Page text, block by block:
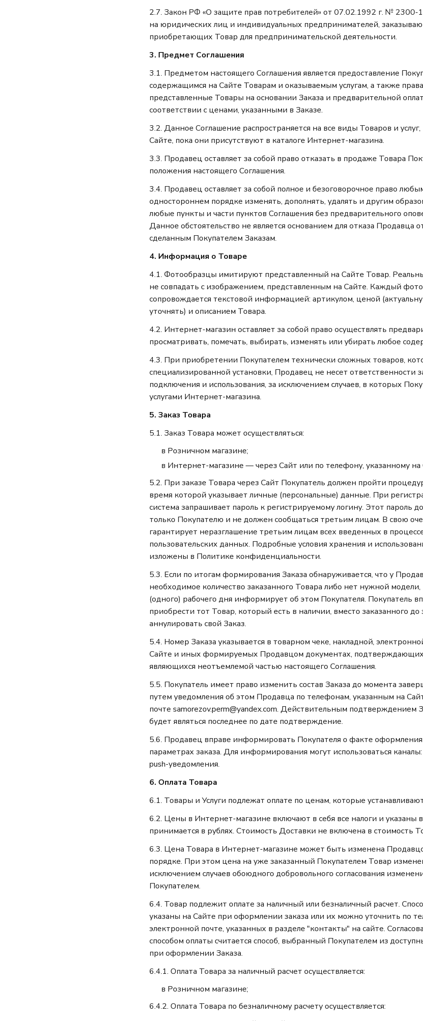
2.7. Закон РФ «О защите прав потребителей» от 07.02.1992 г. № 2300-1
на юридических лиц и индивидуальных предпринимателей,
приобретающих Товар для предпринимательской деятельности.
3. Предмет Соглашения
3.1. Предметом настоящего Соглашения является предоставление
содержащимся на Сайте Товарам и оказываемым услугам, а также
представленные Товары на основании Заказа и предварительной
соответствии с ценами, указанными в Заказе.
3.2. Данное Соглашение распространяется на все виды Товаров и
Сайте, пока они присутствуют в каталоге Интернет-магазина.
3.3. Продавец оставляет за собой право отказать в продаже Товара
положения настоящего Соглашения.
3.4. Продавец оставляет за собой полное и безоговорочное право
одностороннем порядке изменять, дополнять, удалять и другим
любые пункты и части пунктов Соглашения без предварительного
Данное обстоятельство не является основанием для отказа Продавца
сделанным Покупателем Заказам.
4. Информация о Товаре
4.1. Фотообразцы имитируют представленный на Сайте Товар.
не совпадать с изображением, представленным на Сайте. Каждый
сопровождается текстовой информацией: артикулом, ценой
уточнять) и описанием Товара.
4.2. Интернет-магазин оставляет за собой право осуществлять
просматривать, помечать, выбирать, изменять или убирать любое
4.3. При приобретении Покупателем технически сложных товаров,
специализированной установки, Продавец не несет ответственности
подключения и использования, за исключением случаев, в которых
услугами Интернет-магазина.
5. Заказ Товара
5.1. Заказ Товара может осуществляться:
в Розничном магазине;
в Интернет-магазине — через Сайт или по телефону, указанному на
5.2. При заказе Товара через Сайт Покупатель должен пройти
время которой указывает личные (персональные) данные. При
система запрашивает пароль к регистрируемому логину. Этот пароль
только Покупателю и не должен сообщаться третьим лицам. В свою
гарантирует неразглашение третьим лицам всех введенных в
пользовательских данных. Подробные условия хранения и
изложены в Политике конфиденциальности.
5.3. Если по итогам формирования Заказа обнаруживается, что у
необходимое количество заказанного Товара либо нет нужной
(одного) рабочего дня информирует об этом Покупателя. Покупатель
приобрести тот Товар, который есть в наличии, вместо заказанного до
аннулировать свой Заказ.
5.4. Номер Заказа указывается в товарном чеке, накладной,
Сайте и иных формируемых Продавцом документах, подтверждающих
являющихся неотъемлемой частью настоящего Соглашения.
5.5. Покупатель имеет право изменить состав Заказа до момента
путем уведомления об этом Продавца по телефонам, указанным на
почте samorezov.perm@yandex.com. Действительным подтверждением
будет являться последнее по дате подтверждение.
5.6. Продавец вправе информировать Покупателя о факте
параметрах заказа. Для информирования могут использоваться
push-уведомления.
6. Оплата Товара
6.1. Товары и Услуги подлежат оплате по ценам, которые
6.2. Цены в Интернет-магазине включают в себя все налоги и указаны
принимается в рублях. Стоимость Доставки не включена в стоимость
6.3. Цена Товара в Интернет-магазине может быть изменена
порядке. При этом цена на уже заказанный Покупателем Товар
исключением случаев обоюдного добровольного согласования
Покупателем.
6.4. Товар подлежит оплате за наличный или безналичный расчет.
указаны на Сайте при оформлении заказа или их можно уточнить по
электронной почте, указанных в разделе "контакты" на сайте.
способом оплаты считается способ, выбранный Покупателем из
при оформлении Заказа.
6.4.1. Оплата Товара за наличный расчет осуществляется:
в Розничном магазине;
6.4.2. Оплата Товара по безналичному расчету осуществляется: